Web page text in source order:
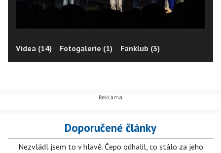
Videa (14) Fotogalerie (1) Fanklub (3)
Doporučené články
Nezvládl jsem to v hlavě. Čepo odhalil, co stálo za jeho